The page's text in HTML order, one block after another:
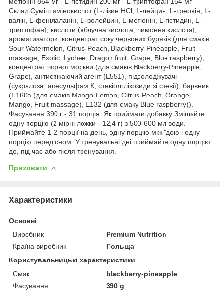
Склад Суміш амінокислот (L-лізин HCl, L-лейцин, L-треонін, L-
валін, L-фенілаланін, L-ізолейцин, L-метіонін, L-гістидин, L-
триптофан), кислоти (яблучна кислота, лимонна кислота),
ароматизатори, концентрат соку червоних буряків (для смаків
Sour Watermelon, Citrus-Peach, Blackberry-Pineapple, Fruit
massage, Exotic, Lychee, Dragon fruit, Grape, Blue raspberry),
концентрат чорної моркви (для смаків Blackberry-Pineapple,
Grape), антиспікаючий агент (Е551), підсолоджувачі
(сукралоза, ацесульфам К, стевіолглікозиди зі стевії), барвник
(Е160а (для смаків Mango-Lemon, Citrus-Peach, Orange-
Mango, Fruit massage), Е132 (для смаку Blue raspberry)).
Фасування 390 г - 31 порція. Як приймати добавку Змішайте
одну порцію (2 мірні ложки - 12,4 г) з 500-600 мл води.
Приймайте 1-2 порції на день, одну порцію між їдою і одну
порцію перед сном. У тренувальні дні приймайте одну порцію
до, під час або після тренування.
Приховати
Характеристики
Основні
Виробник
Premium Nutrition
Країна виробник
Польща
Користувальницькі характеристики
Смак
blackberry-pineapple
Фасування
390 g